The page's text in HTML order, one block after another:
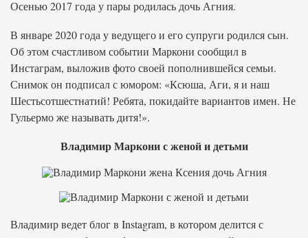
Осенью 2017 года у пары родилась дочь Агния.
В январе 2020 года у ведущего и его супруги родился сын.
Об этом счастливом событии Маркони сообщил в
Инстаграм, выложив фото своей пополнившейся семьи.
Снимок он подписал с юмором: «Ксюша, Аги, я и наш
Шестьсотшестнатий! Ребята, покидайте вариантов имен. Не
Гульермо же называть дитя!».
Владимир Маркони с женой и детьми
Владимир ведет блог в Instagram, в котором делится с